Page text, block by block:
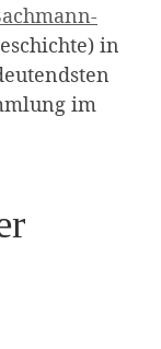
in
im